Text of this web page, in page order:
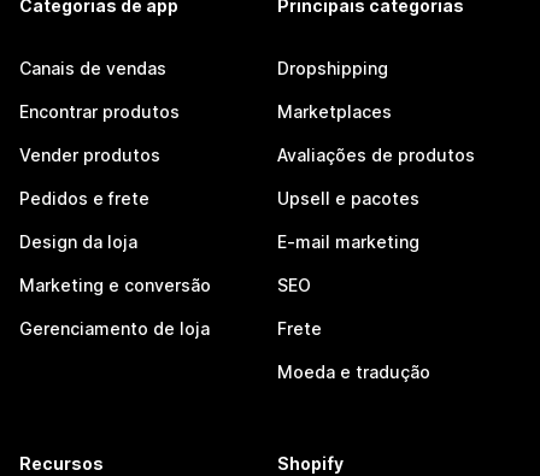
Categorias de app
Canais de vendas
Encontrar produtos
Vender produtos
Pedidos e frete
Design da loja
Marketing e conversão
Gerenciamento de loja
Principais categorias
Dropshipping
Marketplaces
Avaliações de produtos
Upsell e pacotes
E-mail marketing
SEO
Frete
Moeda e tradução
Recursos Shopify